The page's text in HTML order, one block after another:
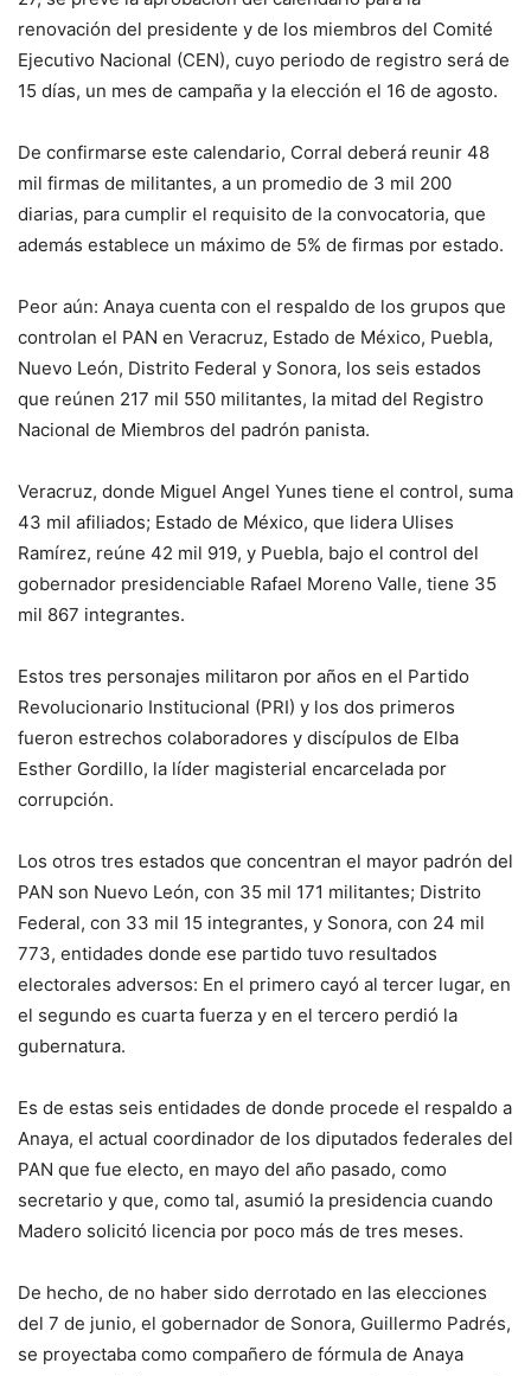
renovación del presidente y de los miembros del Comité
Ejecutivo Nacional (CEN), cuyo periodo de registro será de
15 días, un mes de campaña y la elección el 16 de agosto.
De confirmarse este calendario, Corral deberá reunir 48
mil firmas de militantes, a un promedio de 3 mil 200
diarias, para cumplir el requisito de la convocatoria, que
además establece un máximo de 5% de firmas por estado.
Peor aún: Anaya cuenta con el respaldo de los grupos que
controlan el PAN en Veracruz, Estado de México, Puebla,
Nuevo León, Distrito Federal y Sonora, los seis estados
que reúnen 217 mil 550 militantes, la mitad del Registro
Nacional de Miembros del padrón panista.
Veracruz, donde Miguel Angel Yunes tiene el control, suma
43 mil afiliados; Estado de México, que lidera Ulises
Ramírez, reúne 42 mil 919, y Puebla, bajo el control del
gobernador presidenciable Rafael Moreno Valle, tiene 35
mil 867 integrantes.
Estos tres personajes militaron por años en el Partido
Revolucionario Institucional (PRI) y los dos primeros
fueron estrechos colaboradores y discípulos de Elba
Esther Gordillo, la líder magisterial encarcelada por
corrupción.
Los otros tres estados que concentran el mayor padrón del
PAN son Nuevo León, con 35 mil 171 militantes; Distrito
Federal, con 33 mil 15 integrantes, y Sonora, con 24 mil
773, entidades donde ese partido tuvo resultados
electorales adversos: En el primero cayó al tercer lugar, en
el segundo es cuarta fuerza y en el tercero perdió la
gubernatura.
Es de estas seis entidades de donde procede el respaldo a
Anaya, el actual coordinador de los diputados federales del
PAN que fue electo, en mayo del año pasado, como
secretario y que, como tal, asumió la presidencia cuando
Madero solicitó licencia por poco más de tres meses.
De hecho, de no haber sido derrotado en las elecciones
del 7 de junio, el gobernador de Sonora, Guillermo Padrés,
se proyectaba como compañero de fórmula de Anaya